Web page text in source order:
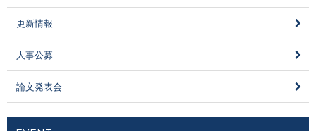
更新情報
人事公募
論文発表会